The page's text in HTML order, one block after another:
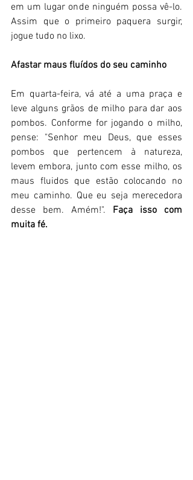
em um lugar onde ninguém possa vê-lo.
Assim que o primeiro paquera surgir,
jogue tudo no lixo.
Afastar maus fluídos do seu caminho
Em quarta-feira, vá até a uma praça e
leve alguns grãos de milho para dar aos
pombos. Conforme for jogando o milho,
pense: "Senhor meu Deus, que esses
pombos que pertencem à natureza,
levem embora, junto com esse milho, os
maus fluidos que estão colocando no
meu caminho. Que eu seja merecedora
desse bem. Amém!". Faça isso com
muita fé.